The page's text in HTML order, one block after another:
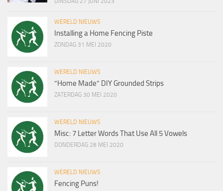
WERELD NIEUWS
Installing a Home Fencing Piste
ZONDAG 31 MEI 2020
WERELD NIEUWS
“Home Made” DIY Grounded Strips
ZATERDAG 30 MEI 2020
WERELD NIEUWS
Misc: 7 Letter Words That Use All 5 Vowels
DONDERDAG 28 MEI 2020
WERELD NIEUWS
Fencing Puns!